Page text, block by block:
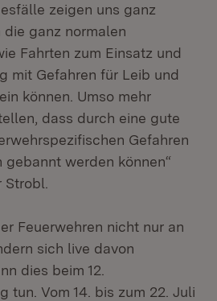
zeigen uns ganz
ganz normalen
Fahrten zum Einsatz und
mit Gefahren für Leib und
können. Umso mehr
dass durch eine gute
Gefahren
werden können“
Feuerwehren nicht nur an
sich live davon
dies beim 12.
tun. Vom 14. bis zum 22. Juli